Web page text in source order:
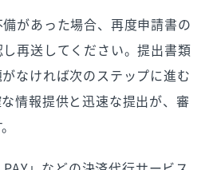
があった場合、再度申請書の
再送してください。提出書類
なければ次のステップに進む
情報提供と迅速な提出が、審